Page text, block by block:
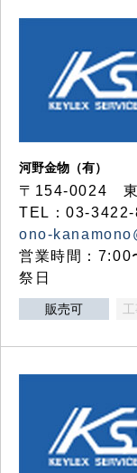
河野金物（有）
〒154-0024 東
TEL：03-
ono-
営業時間：7:00
祭日
販売可